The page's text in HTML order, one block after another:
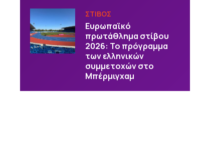
ΣΤΙΒΟΣ
Ευρωπαϊκό
πρωτάθλημα στίβου
2026: Το πρόγραμμα
των ελληνικών
συμμετοχών στο
Μπέρμιγχαμ